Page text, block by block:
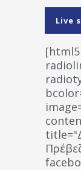
Live